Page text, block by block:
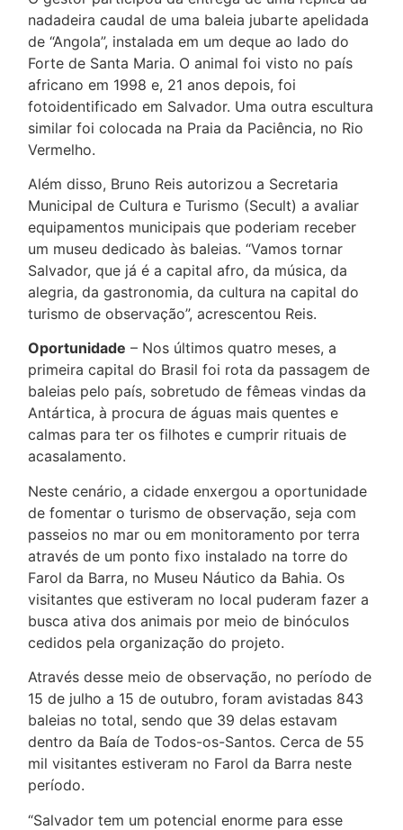
nadadeira caudal de uma baleia jubarte apelidada
de “Angola”, instalada em um deque ao lado do
Forte de Santa Maria. O animal foi visto no país
africano em 1998 e, 21 anos depois, foi
fotoidentificado em Salvador. Uma outra escultura
similar foi colocada na Praia da Paciência, no Rio
Vermelho.
Além disso, Bruno Reis autorizou a Secretaria
Municipal de Cultura e Turismo (Secult) a avaliar
equipamentos municipais que poderiam receber
um museu dedicado às baleias. “Vamos tornar
Salvador, que já é a capital afro, da música, da
alegria, da gastronomia, da cultura na capital do
turismo de observação”, acrescentou Reis.
Oportunidade – Nos últimos quatro meses, a
primeira capital do Brasil foi rota da passagem de
baleias pelo país, sobretudo de fêmeas vindas da
Antártica, à procura de águas mais quentes e
calmas para ter os filhotes e cumprir rituais de
acasalamento.
Neste cenário, a cidade enxergou a oportunidade
de fomentar o turismo de observação, seja com
passeios no mar ou em monitoramento por terra
através de um ponto fixo instalado na torre do
Farol da Barra, no Museu Náutico da Bahia. Os
visitantes que estiveram no local puderam fazer a
busca ativa dos animais por meio de binóculos
cedidos pela organização do projeto.
Através desse meio de observação, no período de
15 de julho a 15 de outubro, foram avistadas 843
baleias no total, sendo que 39 delas estavam
dentro da Baía de Todos-os-Santos. Cerca de 55
mil visitantes estiveram no Farol da Barra neste
período.
“Salvador tem um potencial enorme para esse